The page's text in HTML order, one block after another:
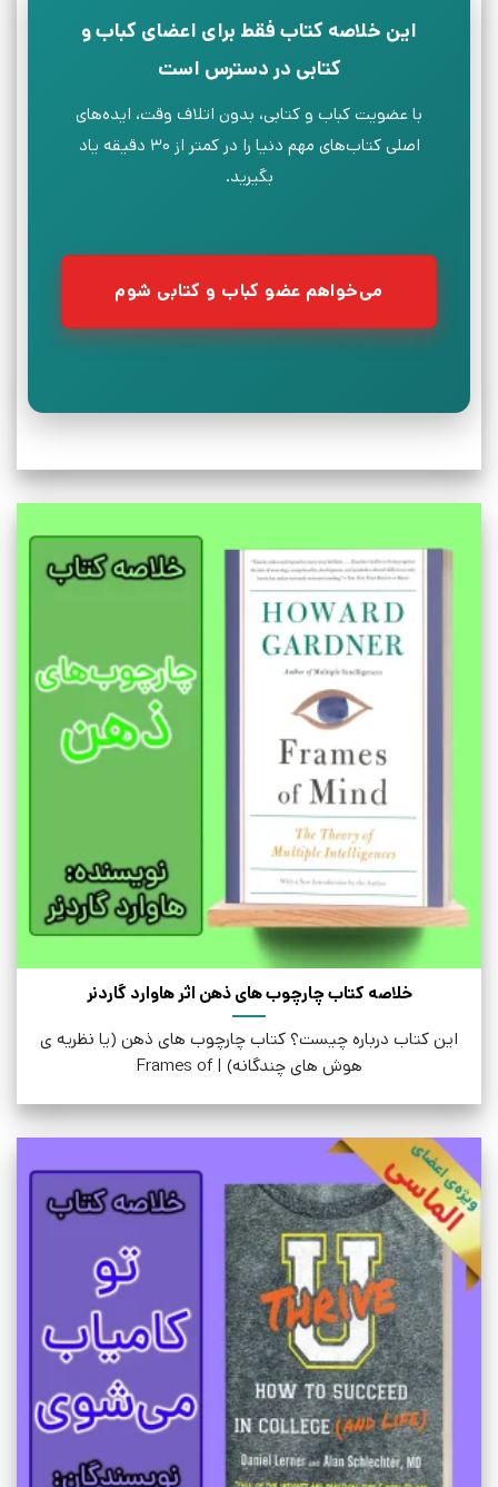
این خلاصه کتاب فقط برای اعضای کباب و
کتابی در دسترس است
با عضویت کباب و کتابی، بدون اتلاف وقت، ایده‌های
اصلی کتاب‌های مهم دنیا را در کمتر از ۳۰ دقیقه یاد
بگیرید.
می‌خواهم عضو کباب و کتابی شوم
خلاصه کتاب چارچوب های ذهن اثر هاوارد گاردنر
این کتاب درباره چیست؟ کتاب چارچوب های ذهن (یا نظریه ی
هوش های چندگانه) | Frames of